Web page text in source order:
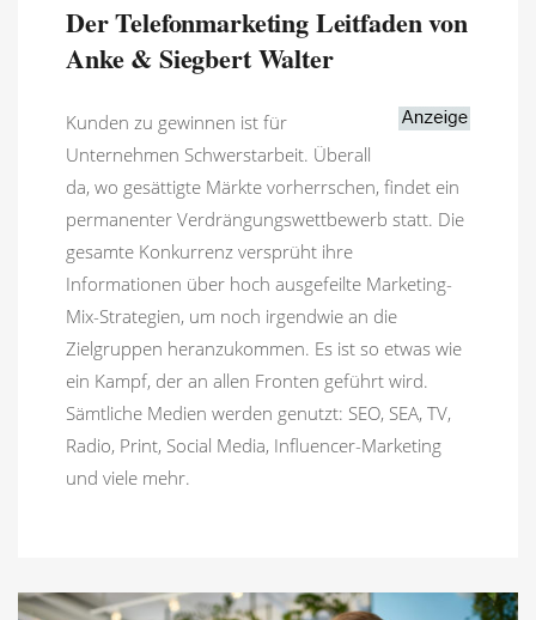
Der Telefonmarketing Leitfaden von
Anke & Siegbert Walter
Kunden zu gewinnen ist für
Unternehmen Schwerstarbeit. Überall
da, wo gesättigte Märkte vorherrschen, findet ein
permanenter Verdrängungswettbewerb statt. Die
gesamte Konkurrenz versprüht ihre
Informationen über hoch ausgefeilte Marketing-
Mix-Strategien, um noch irgendwie an die
Zielgruppen heranzukommen. Es ist so etwas wie
ein Kampf, der an allen Fronten geführt wird.
Sämtliche Medien werden genutzt: SEO, SEA, TV,
Radio, Print, Social Media, Influencer-Marketing
und viele mehr.